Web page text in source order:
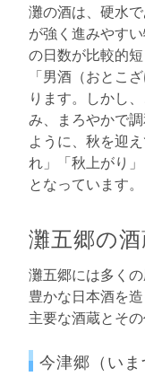
灘の酒は、硬水
が強く進みやす
の日数が比較的
「男酒（おとこ
ります。しかし
み、まろやかで
ように、秋を迎
れ」「秋上がり
となっています。
灘五郷の
灘五郷には多く
豊かな日本酒を
主要な酒蔵とそ
今津郷（いま